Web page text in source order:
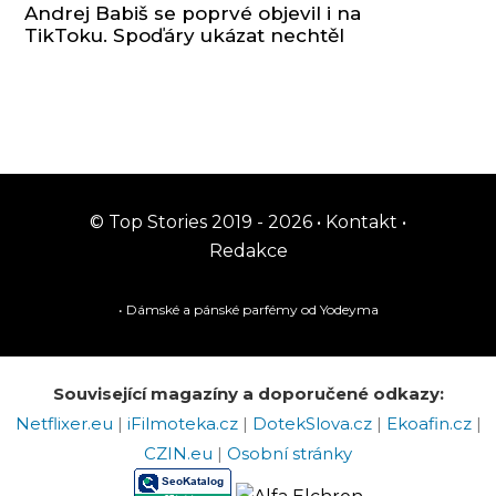
Andrej Babiš se poprvé objevil i na
TikToku. Spoďáry ukázat nechtěl
© Top Stories 2019 - 2026 • Kontakt •
Redakce
• Dámské a pánské parfémyod Yodeyma
Související magazíny a doporučené odkazy:
Netflixer.eu | iFilmoteka.cz | DotekSlova.cz | Ekoafin.cz |
CZIN.eu | Osobní stránky